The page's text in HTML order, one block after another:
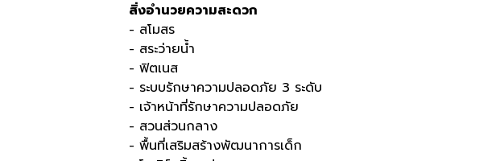
สิ่งอำนวยความสะดวก
- สโมสร
- สระว่ายน้ำ
- ฟิตเนส
- ระบบรักษาความปลอดภัย 3 ระดับ
- เจ้าหน้าที่รักษาความปลอดภัย
- สวนส่วนกลาง
- พื้นที่เสริมสร้างพัฒนาการเด็ก